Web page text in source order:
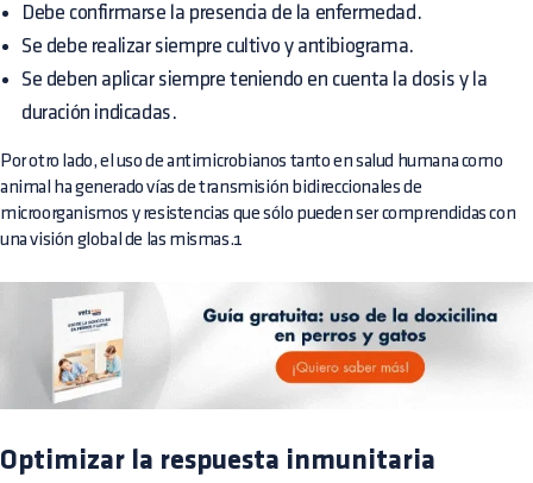
Debe confirmarse la presencia de la enfermedad.
Se debe realizar siempre cultivo y antibiograma.
Se deben aplicar siempre teniendo en cuenta la dosis y la
duración indicadas.
Por otro lado, el uso de antimicrobianos tanto en salud humana como
animal ha generado vías de transmisión bidireccionales de
microorganismos y resistencias que sólo pueden ser comprendidas con
una visión global de las mismas.1
Optimizar la respuesta inmunitaria